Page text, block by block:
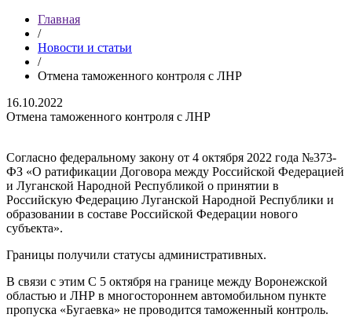
Главная
/
Новости и статьи
/
Отмена таможенного контроля с ЛНР
16.10.2022
Отмена таможенного контроля с ЛНР
Согласно федеральному закону от 4 октября 2022 года №373-
ФЗ «О ратификации Договора между Российской Федерацией
и Луганской Народной Республикой о принятии в
Российскую Федерацию Луганской Народной Республики и
образовании в составе Российской Федерации нового
субъекта».
Границы получили статусы административных.
В связи с этим С 5 октября на границе между Воронежской
областью и ЛНР в многостороннем автомобильном пункте
пропуска «Бугаевка» не проводится таможенный контроль.